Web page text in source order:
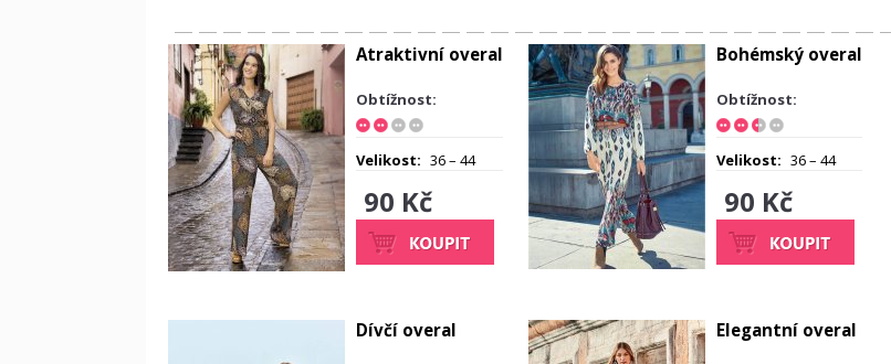
Atraktivní overal
Obtížnost:
Velikost: 36 – 44
90 Kč
Bohémský overal
Obtížnost:
Velikost: 36 – 44
90 Kč
Dívčí overal Elegantní overal